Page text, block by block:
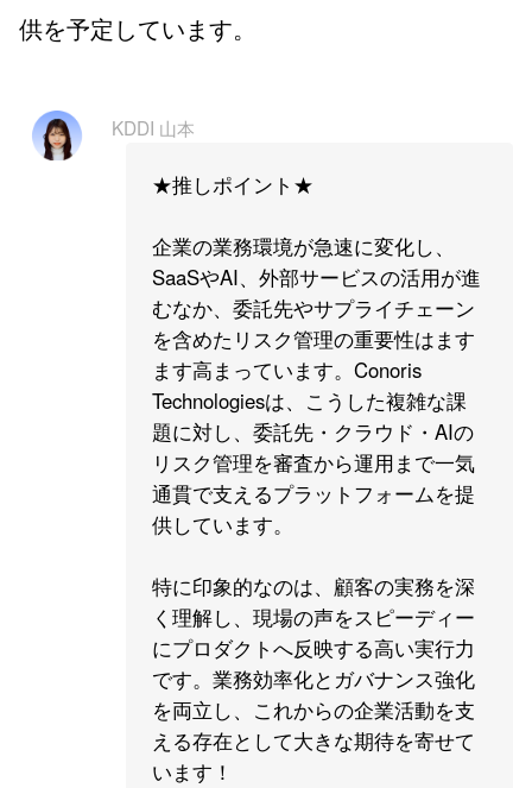
供を予定しています。
KDDI 山本
★推しポイント★
企業の業務環境が急速に変化し、
SaaSやAI、外部サービスの活用が進
むなか、委託先やサプライチェーン
を含めたリスク管理の重要性はます
ます高まっています。Conoris
Technologiesは、こうした複雑な課
題に対し、委託先・クラウド・AIの
リスク管理を審査から運用まで一気
通貫で支えるプラットフォームを提
供しています。
特に印象的なのは、顧客の実務を深
く理解し、現場の声をスピーディー
にプロダクトへ反映する高い実行力
です。業務効率化とガバナンス強化
を両立し、これからの企業活動を支
える存在として大きな期待を寄せて
います！